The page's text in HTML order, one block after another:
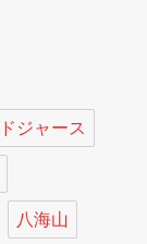
ドジャース
八海山